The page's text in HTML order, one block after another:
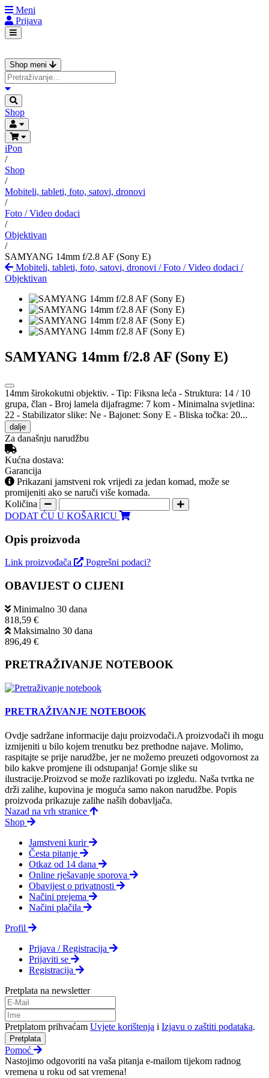
Meni
Prijava
Shop meni
Shop
iPon
/
Shop
/
Mobiteli, tableti, foto, satovi, dronovi
/
Foto / Video dodaci
/
Objektivan
/
SAMYANG 14mm f/2.8 AF (Sony E)
Mobiteli, tableti, foto, satovi, dronovi /Foto / Video dodaci /
Objektivan
SAMYANG 14mm f/2.8 AF (Sony E)
14mm širokokutni objektiv. - Tip: Fiksna leća - Struktura: 14 / 10
grupa, član - Broj lamela dijafragme: 7 kom - Minimalna svjetlina:
22 - Stabilizator slike: Ne - Bajonet: Sony E - Bliska točka: 20...
dalje
Za današnju narudžbu
Kućna dostava:
Garancija
Prikazani jamstveni rok vrijedi za jedan komad, može se
promijeniti ako se naruči više komada.
Količina
DODAT ĆU U KOŠARICU
Opis proizvoda
Link proizvođača Pogrešni podaci?
OBAVIJEST O CIJENI
Minimalno 30 dana
818,59 €
Maksimalno 30 dana
896,49 €
PRETRAŽIVANJE NOTEBOOK
PRETRAŽIVANJE NOTEBOOK
Ovdje sadržane informacije daju proizvodači.A proizvodači ih mogu
izmijeniti u bilo kojem trenutku bez prethodne najave. Molimo,
raspitajte se prije narudžbe, jer ne možemo preuzeti odgovornost za
bilo kakve promjene ili odstupanja! Gornje slike su
ilustracije.Proizvod se može razlikovati po izgledu. Naša tvrtka ne
drži zalihe, kupovina je moguća samo nakon narudžbe. Popis
proizvoda prikazuje zalihe naših dobavljača.
Nazad na vrh stranice
Shop
Jamstveni kurir
Česta pitanje
Otkaz od 14 dana
Online rješavanje sporova
Obavijest o privatnosti
Načini prejema
Načini plačila
Profil
Prijava / Registracija
Prijaviti se
Registracija
Pretplata na newsletter
Pretplatom prihvaćam Uvjete korištenja i Izjavu o zaštiti podataka.
Pretplata
Pomoć
Nastojimo odgovoriti na vaša pitanja e-mailom tijekom radnog
vremena u roku od sat vremena!